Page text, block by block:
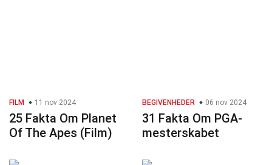
FILM 11 nov 2024
25 Fakta Om Planet
Of The Apes (Film)
BEGIVENHEDER 06 nov 2024
31 Fakta Om PGA-
mesterskabet